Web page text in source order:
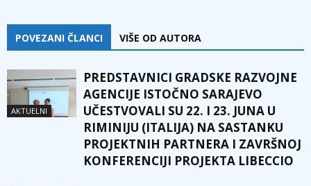
POVEZANI ČLANCI VIŠE OD AUTORA
AKTUELNI
PREDSTAVNICI GRADSKE RAZVOJNE
AGENCIJE ISTOČNO SARAJEVO
UČESTVOVALI SU 22. I 23. JUNA U
RIMINIJU (ITALIJA) NA SASTANKU
PROJEKTNIH PARTNERA I ZAVRŠNOJ
KONFERENCIJI PROJEKTA LIBECCIO